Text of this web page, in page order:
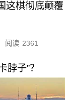
这棋彻底颠覆
阅读 2361
子”？